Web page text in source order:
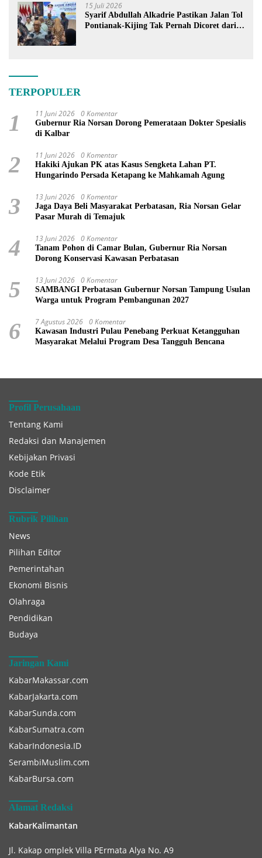
15 Juli 2026
Syarif Abdullah Alkadrie Pastikan Jalan Tol
Pontianak-Kijing Tak Pernah Dicoret dari
TERPOPULER
1 11 Juni 2026 0 Komentar
Gubernur Ria Norsan Dorong Pemerataan Dokter Spesialis
di Kalbar
2 11 Juni 2026 0 Komentar
Hakiki Ajukan PK atas Kasus Sengketa Lahan PT.
Hungarindo Persada Ketapang ke Mahkamah Agung
3 13 Juni 2026 0 Komentar
Jaga Daya Beli Masyarakat Perbatasan, Ria Norsan Gelar
Pasar Murah di Temajuk
4 13 Juni 2026 0 Komentar
Tanam Pohon di Camar Bulan, Gubernur Ria Norsan
Dorong Konservasi Kawasan Perbatasan
5 13 Juni 2026 0 Komentar
SAMBANGI Perbatasan Gubernur Norsan Tampung Usulan
Warga untuk Program Pembangunan 2027
6 7 Agustus 2026 0 Komentar
Kawasan Industri Pulau Penebang Perkuat Ketangguhan
Masyarakat Melalui Program Desa Tangguh Bencana
Profil Perusahaan
Tentang Kami
Redaksi dan Manajemen
Kebijakan Privasi
Kode Etik
Disclaimer
Rubrik Pilihan
News
Pilihan Editor
Pemerintahan
Ekonomi Bisnis
Olahraga
Pendidikan
Budaya
Jaringan Kami
KabarMakassar.com
KabarJakarta.com
KabarSunda.com
KabarSumatra.com
KabarIndonesia.ID
SerambiMuslim.com
KabarBursa.com
Alamat Redaksi
KabarKalimantan
Jl. Kakap omplek Villa PErmata Alya No. A9